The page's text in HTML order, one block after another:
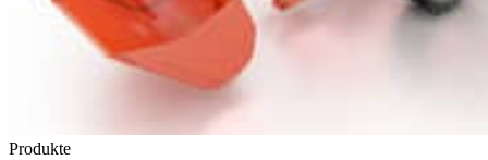
Produkte